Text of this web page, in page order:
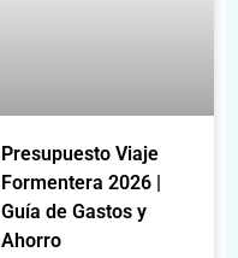
Presupuesto Viaje
Formentera 2026 |
Guía de Gastos y
Ahorro